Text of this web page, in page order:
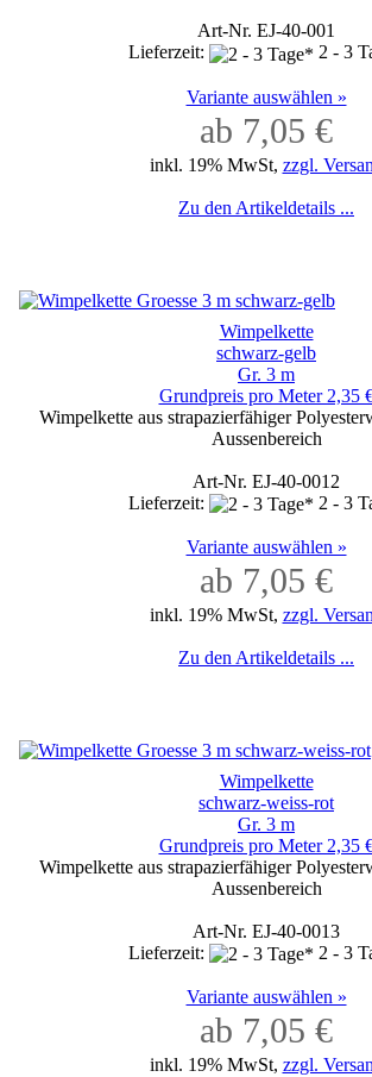
Art-Nr. EJ-40-001
Lieferzeit:
2 - 3
Variante auswählen »
ab 7,05 €
inkl. 19% MwSt, zzgl.
Zu den Artikeldetails ...
Wimpelkette
schwarz-gelb
Gr. 3 m
Grundpreis pro Meter 2,35
Wimpelkette aus strapazierfähiger
Aussenbereich
Art-Nr. EJ-40-0012
Lieferzeit:
2 - 3
Variante auswählen »
ab 7,05 €
inkl. 19% MwSt, zzgl.
Zu den Artikeldetails ...
Wimpelkette
schwarz-weiss-rot
Gr. 3 m
Grundpreis pro Meter 2,35
Wimpelkette aus strapazierfähiger
Aussenbereich
Art-Nr. EJ-40-0013
Lieferzeit:
2 - 3
Variante auswählen »
ab 7,05 €
inkl. 19% MwSt, zzgl.